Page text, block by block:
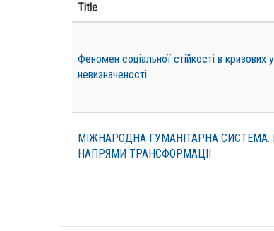
Title
Феномен соціальної стійкості в кризових
невизначеності
МІЖНАРОДНА ГУМАНІТАРНА СИСТЕМА:
НАПРЯМИ ТРАНСФОРМАЦІЇ